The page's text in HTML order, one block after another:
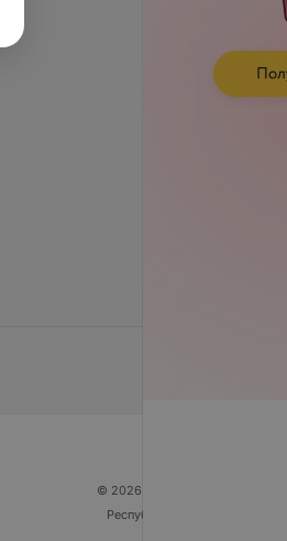
© 2026 ООО «Артокс Лаб», УНП
Республика Беларусь, г.